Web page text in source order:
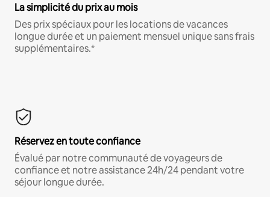
La simplicité du prix au mois
Des prix spéciaux pour les locations de vacances
longue durée et un paiement mensuel unique sans frais
supplémentaires.*
Réservez en toute confiance
Évalué par notre communauté de voyageurs de
confiance et notre assistance 24h/24 pendant votre
séjour longue durée.